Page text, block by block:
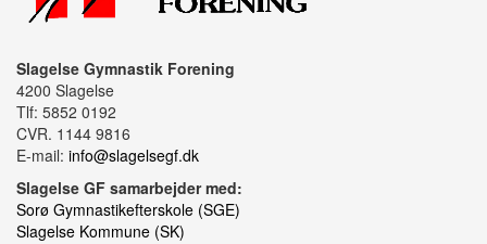
Slagelse Gymnastik Forening
4200 Slagelse
Tlf: 5852 0192
CVR. 1144 9816
E-mail: info@slagelsegf.dk
Slagelse GF samarbejder med:
Sorø Gymnastikefterskole (SGE)
Slagelse Kommune (SK)